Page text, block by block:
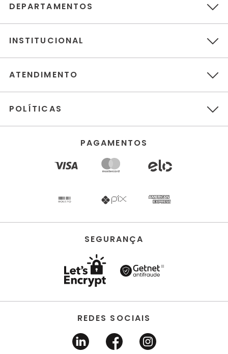
DEPARTAMENTOS
INSTITUCIONAL
ATENDIMENTO
POLÍTICAS
PAGAMENTOS
SEGURANÇA
REDES SOCIAIS